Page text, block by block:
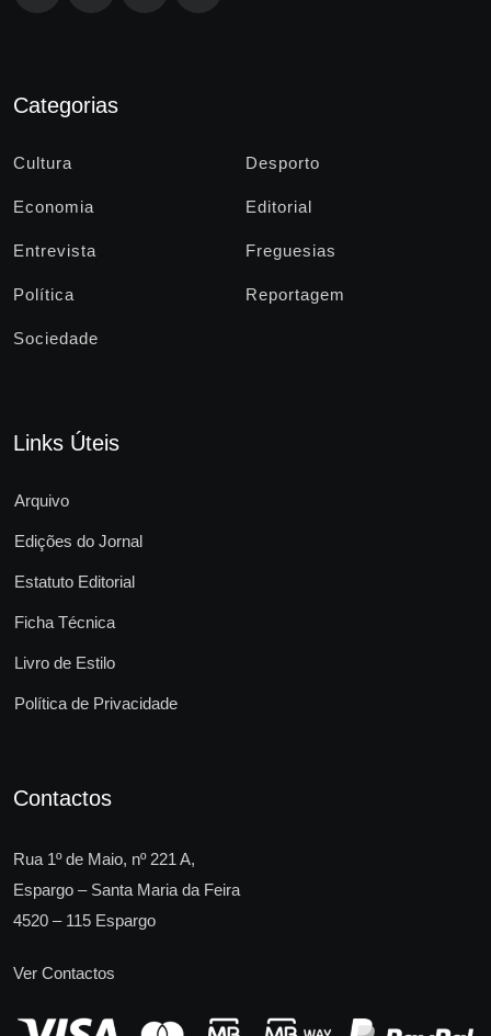
Categorias
Cultura Desporto
Economia Editorial
Entrevista Freguesias
Política Reportagem
Sociedade
Links Úteis
Arquivo
Edições do Jornal
Estatuto Editorial
Ficha Técnica
Livro de Estilo
Política de Privacidade
Contactos
Rua 1º de Maio, nº 221 A,
Espargo – Santa Maria da Feira
4520 – 115 Espargo
Ver Contactos